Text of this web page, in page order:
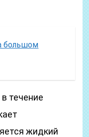
большом
течение
жидкий